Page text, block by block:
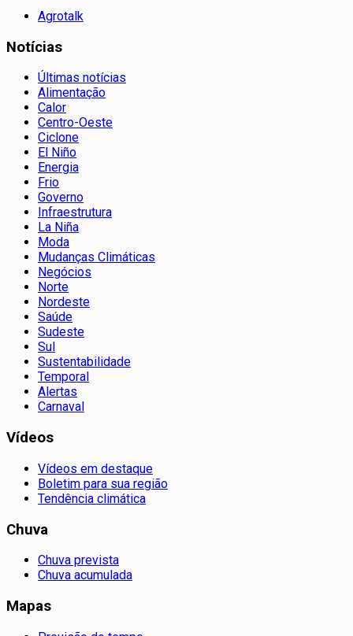
Agrotalk
Notícias
Últimas notícias
Alimentação
Calor
Centro-Oeste
Ciclone
El Niño
Energia
Frio
Governo
Infraestrutura
La Niña
Moda
Mudanças Climáticas
Negócios
Norte
Nordeste
Saúde
Sudeste
Sul
Sustentabilidade
Temporal
Alertas
Carnaval
Vídeos
Vídeos em destaque
Boletim para sua região
Tendência climática
Chuva
Chuva prevista
Chuva acumulada
Mapas